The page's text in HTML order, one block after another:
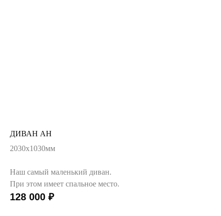
ДИВАН АН
2030х1030мм
Наш самый маленький диван.
При этом имеет спальное место.
128 000 ₽